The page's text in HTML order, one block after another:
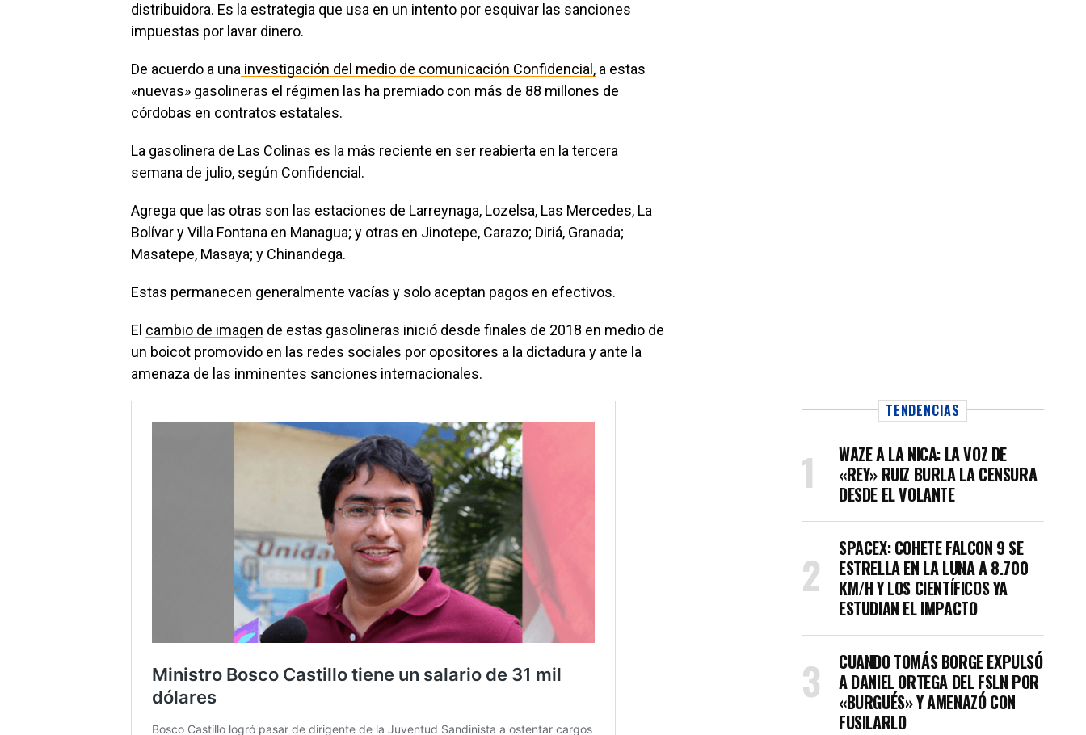
distribuidora. Es la estrategia que usa en un intento por esquivar las sanciones
impuestas por lavar dinero.
De acuerdo a una investigación del medio de comunicación Confidencial, a estas
«nuevas» gasolineras el régimen las ha premiado con más de 88 millones de
córdobas en contratos estatales.
La gasolinera de Las Colinas es la más reciente en ser reabierta en la tercera
semana de julio, según Confidencial.
Agrega que las otras son las estaciones de Larreynaga, Lozelsa, Las Mercedes, La
Bolívar y Villa Fontana en Managua; y otras en Jinotepe, Carazo; Diriá, Granada;
Masatepe, Masaya; y Chinandega.
Estas permanecen generalmente vacías y solo aceptan pagos en efectivos.
El cambio de imagen de estas gasolineras inició desde finales de 2018 en medio de
un boicot promovido en las redes sociales por opositores a la dictadura y ante la
amenaza de las inminentes sanciones internacionales.
TENDENCIAS
WAZE A LA NICA: LA VOZ DE
«REY» RUIZ BURLA LA CENSURA
DESDE EL VOLANTE
SPACEX: COHETE FALCON 9 SE
ESTRELLA EN LA LUNA A 8.700
KM/H Y LOS CIENTÍFICOS YA
ESTUDIAN EL IMPACTO
CUANDO TOMÁS BORGE EXPULSÓ
A DANIEL ORTEGA DEL FSLN POR
«BURGUÉS» Y AMENAZÓ CON
FUSILARLO